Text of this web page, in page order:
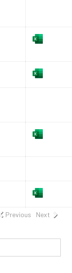
Previous Next